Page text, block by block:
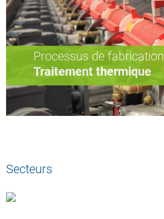
Processus de fabrication
Traitement thermique
Secteurs